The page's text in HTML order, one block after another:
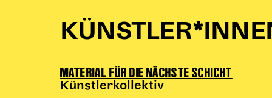
MATERIAL FÜR DIE NÄCHSTE SCHICHT
Künstlerkollektiv